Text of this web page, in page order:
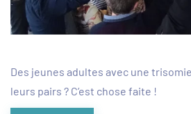
Des jeunes adultes avec une
leurs pairs ? C’est chose faite !